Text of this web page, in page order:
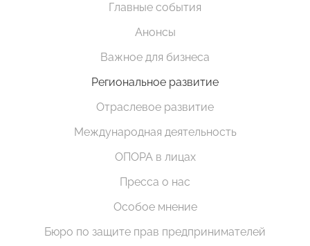
Главные события
Анонсы
Важное для бизнеса
Региональное развитие
Отраслевое развитие
Международная деятельность
ОПОРА в лицах
Пресса о нас
Особое мнение
Бюро по защите прав предпринимателей